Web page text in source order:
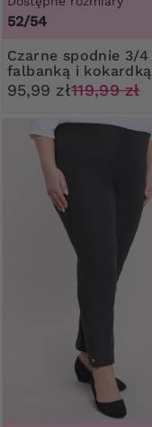
52/54
Czarne spodnie 3/4 z
falbanką i kokardką
95,99 zł119,99 zł